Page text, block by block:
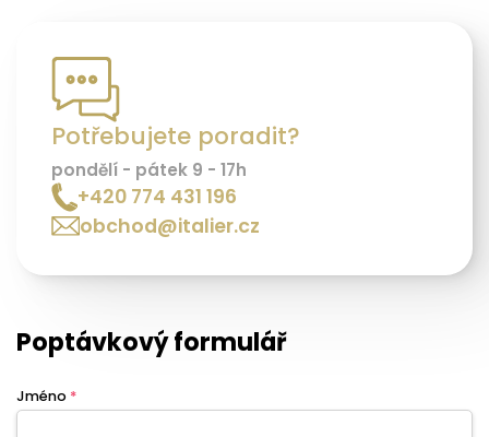
Potřebujete poradit?
pondělí - pátek 9 - 17h
+420 774 431 196
obchod@italier.cz
Poptávkový formulář
Jméno *